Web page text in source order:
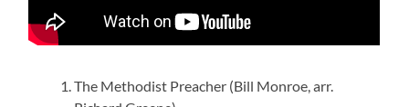
The Methodist Preacher (Bill Monroe, arr.